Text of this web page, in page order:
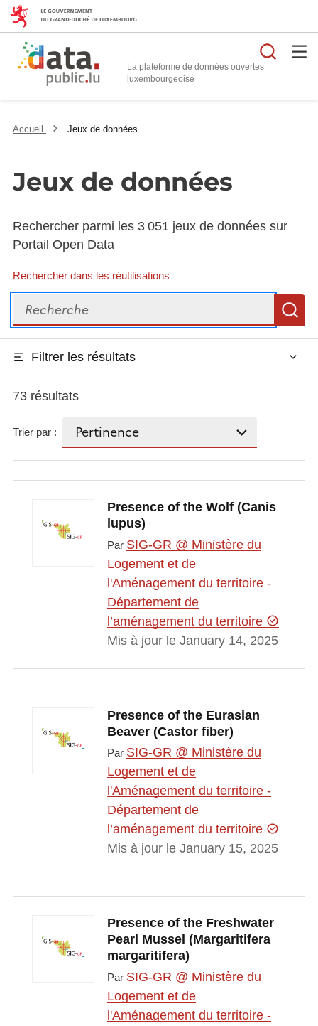
La plateforme de données ouvertes
Accueil Jeux de données
Jeux de données
Rechercher parmi les 3 051 jeux de données sur
Portail Open Data
Rechercher dans les réutilisations
Recherche
Filtrer les résultats
73 résultats
Trier par :
Presence of the Wolf (Canis
lupus)
Par SIG-GR @ Ministère du
Logement et de
l'Aménagement du territoire -
Département de
l’aménagement du territoire
Mis à jour le January 14, 2025
Presence of the Eurasian
Beaver (Castor fiber)
Par SIG-GR @ Ministère du
Logement et de
l'Aménagement du territoire -
Département de
l’aménagement du territoire
Mis à jour le January 15, 2025
Presence of the Freshwater
Pearl Mussel (Margaritifera
margaritifera)
Par SIG-GR @ Ministère du
Logement et de
l'Aménagement du territoire -